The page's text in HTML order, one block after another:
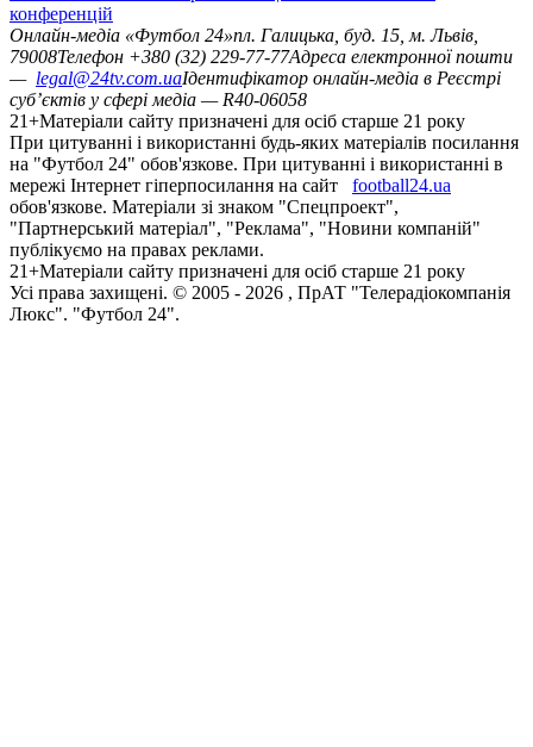
конференцій
Онлайн-медіа «Футбол 24»пл. Галицька, буд. 15, м. Львів,
79008Телефон +380 (32) 229-77-77Адреса електронної пошти
— legal@24tv.com.uaІдентифікатор онлайн-медіа в Реєстрі
суб’єктів у сфері медіа — R40-06058
21+Матеріали сайту призначені для осіб старше 21 року
При цитуванні і використанні будь-яких матеріалів посилання
на "Футбол 24" обов'язкове. При цитуванні і використанні в
мережі Інтернет гіперпосилання на сайт
football24.ua
обов'язкове. Матеріали зі знаком "Спецпроект",
"Партнерський матеріал", "Реклама", "Новини компаній"
публікуємо на правах реклами.
21+Матеріали сайту призначені для осіб старше 21 року
Усi права захищенi. © 2005 - 2026 , ПрАТ "Телерадіокомпанія
Люкс". "Футбол 24".